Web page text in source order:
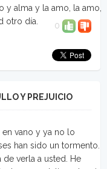
y alma y la amo, la amo,
otro día.
0
Y PREJUICIO
en vano y ya no lo
han sido un tormento.
de verla a usted. He